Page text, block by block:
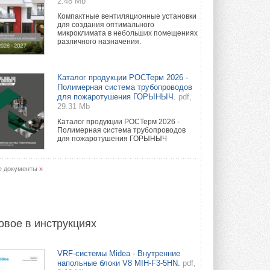
Компактные вентиляционные установки
для создания оптимального
микроклимата в небольших помещениях
различного назначения.
Каталог продукции РОСТерм 2026 -
Полимерная система трубопроводов
для пожаротушения ГОРЫНЫЧ.
pdf,
29.31 Mb
Каталог продукции РОСТерм 2026 -
Полимерная система трубопроводов
для пожаротушения ГОРЫНЫЧ
документы »
в инструкциях
VRF-системы Midea - Внутренние
напольные блоки V8 MIH-F3-5HN. pdf,